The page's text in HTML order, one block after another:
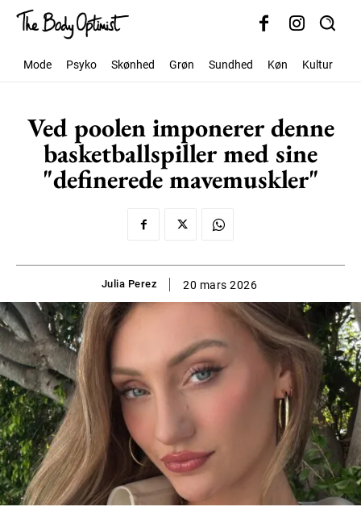
Mode Psyko Skønhed Grøn Sundhed Køn Kultur
Ved poolen imponerer denne
basketballspiller med sine
"definerede mavemuskler"
Julia Perez 20 mars 2026